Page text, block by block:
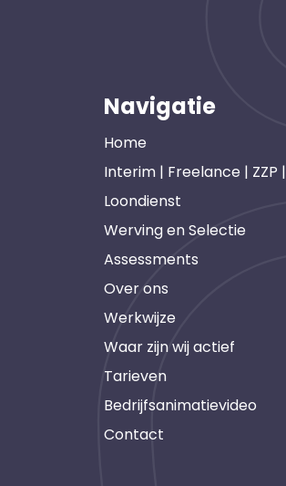
Navigatie
Home
Interim | Freelance | ZZP |
Loondienst
Werving en Selectie
Assessments
Over ons
Werkwijze
Waar zijn wij actief
Tarieven
Bedrijfsanimatievideo
Contact